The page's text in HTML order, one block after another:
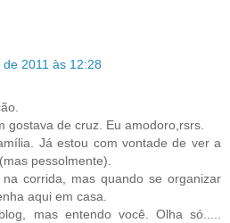
2011 às 12:28
gostava de cruz. Eu amodoro,rsrs.
Já estou com vontade de ver a
pessolmente).
corrida, mas quando se organizar
aqui em casa.
mas entendo você. Olha só.....